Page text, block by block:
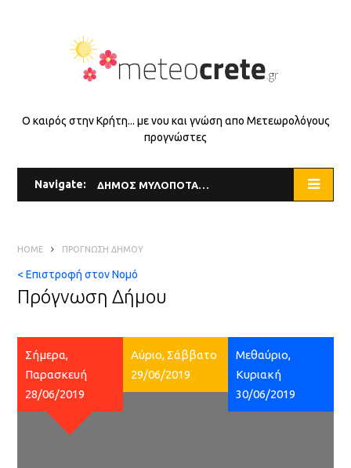
Ο καιρός στην Κρήτη... με νου και γνώση απο Μετεωρολόγους
προγνώστες
Navigate: ΔΗΜΟΣ ΜΥΛΟΠΟΤΑΜΟΥ
HOME ΠΡΌΓΝΩΣΗ ΔΉΜΟΥ
< Επιστροφή στον Νομό
Πρόγνωση Δήμου
Σήμερα,
Παρασκευή
28/06/2019
Αύριο, Σάββατο
29/06/2019
Μεθαύριο,
Κυριακή
30/06/2019